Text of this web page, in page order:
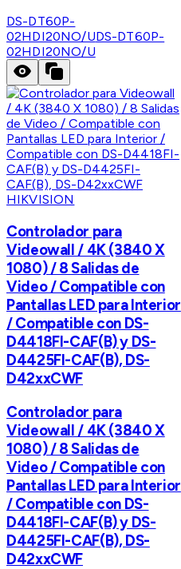
DS-DT60P-
02HDI20NO/UDS-DT60P-
02HDI20NO/U
HIKVISION
Controlador para
Videowall / 4K (3840 X
1080) / 8 Salidas de
Video / Compatible con
Pantallas LED para Interior
/ Compatible con DS-
D4418FI-CAF(B) y DS-
D4425FI-CAF(B), DS-
D42xxCWF
Controlador para
Videowall / 4K (3840 X
1080) / 8 Salidas de
Video / Compatible con
Pantallas LED para Interior
/ Compatible con DS-
D4418FI-CAF(B) y DS-
D4425FI-CAF(B), DS-
D42xxCWF